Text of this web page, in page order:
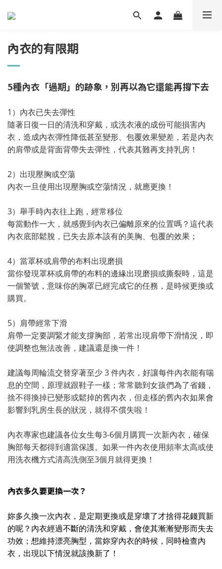
內衣的有限期
5種內衣「過期」的跡象，別再以為它還能再撐下去
1）內衣已失去彈性
隨著日復一日的清洗和穿戴，或洗衣液的成份可能損害內
衣，造成內衣彈性降低甚至變形、包覆效果變差，若是內衣
的肩帶或是背面背帶失去彈性，代表其難再支持乳房！
2）出現壓胸或空蕩
內衣一旦使用出現壓胸或空蕩情況，就應更換！
3）舉手時內衣往上跑，經常移位
每當動作一大，就感覺到內衣已偏離原來的位置嗎？這代表
內衣底部鬆脫，已失去原本該有的美胸、包覆的效果；
4）當罩杯或肩帶的布料出現磨損
當你發現罩杯或肩帶的布料的邊緣出現磨損或撕裂時，這是
一個警號，意味你的胸罩已經完成它的任務，是時候更換或
購買。
5）肩帶經常下滑
肩帶一定要調緊才能支撐胸部，若常出現肩帶下滑情況，即
使調整也無法改善，建議還是換一件！
建議每周輪流交替穿著至少 3 件內衣，好讓每件內衣能有喘
息的空間，原理就跟鞋子一樣；常常聽到女孩們為了省錢，
捨不得換掉已變形或鬆掉的舊內衣，但走樣的舊內衣如果會
影響到乳房生長的狀況，就得不償失啦！
內衣專家也建議各位女生每3-6個月購買一次新內衣，確保
胸部每天都得到適當保護。如果一件內衣使用頻率太高或使
用洗衣機方式清高洗側至3個月就得更換！
內衣多久要更換一次？
妳多久換一次內衣，是定期更換或是穿壞了才捨得花錢買新
的呢？內衣經過不斷的清洗和穿戴，會使其漸漸變形而失去
功效；想維持漂亮胸型，當妳穿內衣的時候，同時檢查內
衣，出現以下情況就該換新了！